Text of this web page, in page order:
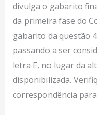
divulga o gabarito
da primeira fase do
gabarito da questão
passando a ser
letra E, no lugar da
disponibilizada.
correspondência para